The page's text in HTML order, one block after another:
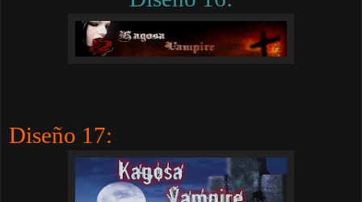
Diseño 17: